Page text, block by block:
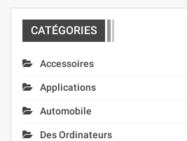
CATÉGORIES
Accessoires
Applications
Automobile
Des Ordinateurs